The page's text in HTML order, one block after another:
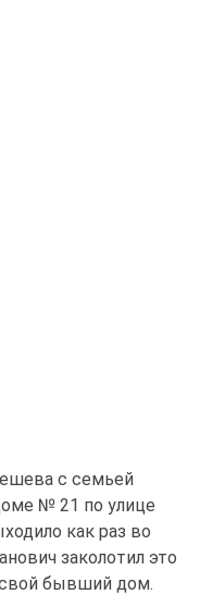
с семьей
№ 21 по улице
как раз во
заколотил это
бывший дом.